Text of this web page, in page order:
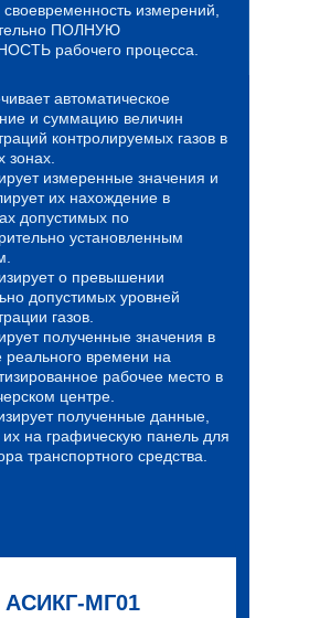
своевременность измерений,
ПОЛНУЮ
рабочего процесса.
автоматическое
и суммацию величин
контролируемых газов в
зонах.
измеренные значения и
их нахождение в
допустимых по
установленным
о превышении
допустимых уровней
газов.
полученные значения в
реального времени на
рабочее место в
центре.
полученные данные,
на графическую панель для
транспортного средства.
АСИКГ-МГ01